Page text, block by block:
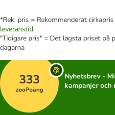
*Rek. pris = Rekommenderat
leveranstid
"Tidigare pris" = Det lägsta priset på
dagarna
333
zooPoäng
Nyhetsbrev -
kampanjer och